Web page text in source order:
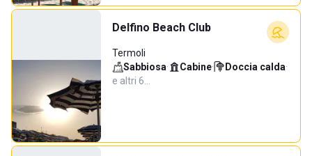
Delfino Beach Club
Termoli
Sabbiosa· Cabine· Doccia calda·
e altri 6…